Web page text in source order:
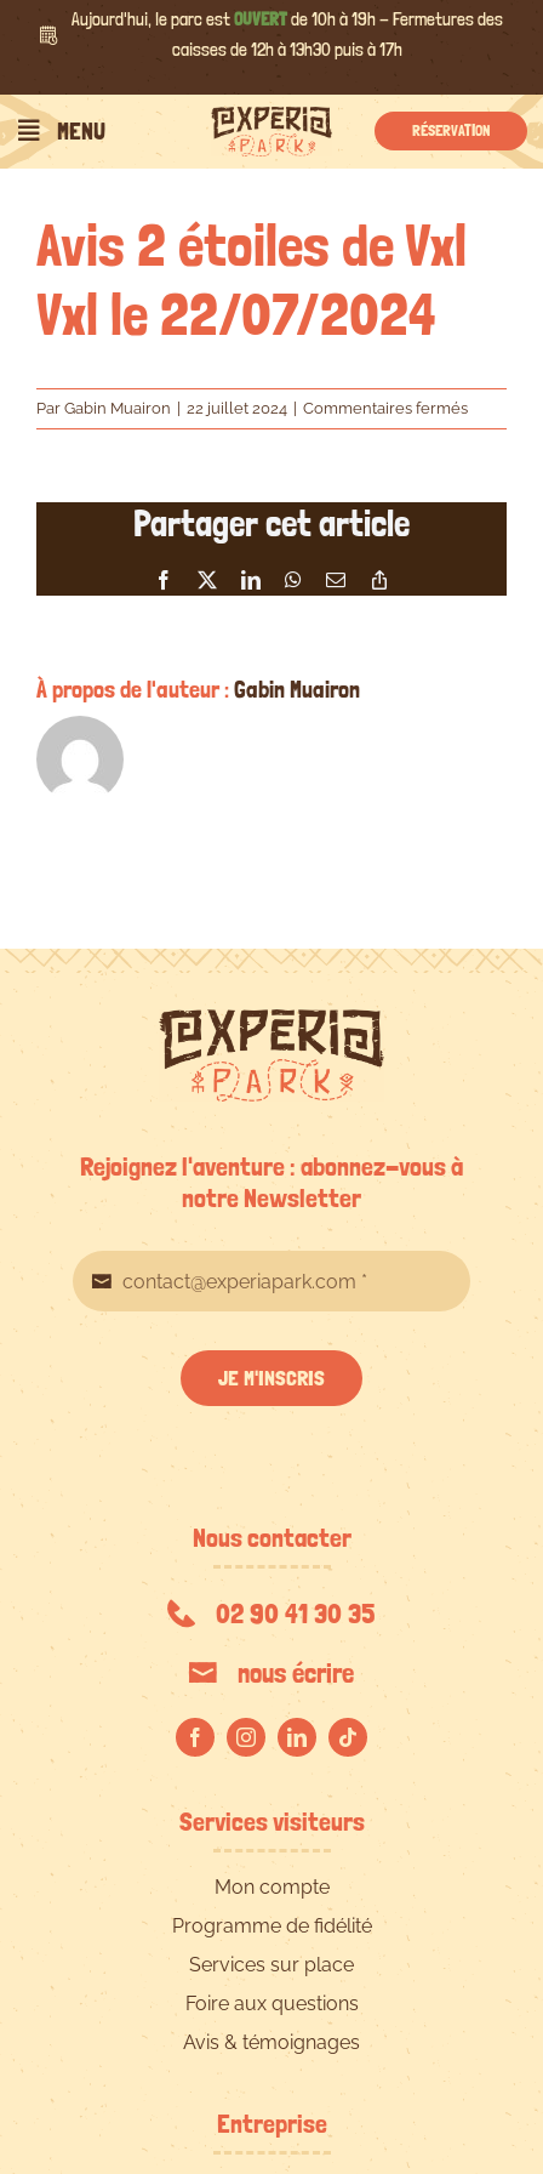
Aujourd'hui, le parc estOUVERTde 10h à 19h - Fermetures des
caisses de 12h à 13h30 puis à 17h
MENU RÉSERVATION
Précédent Suivant
Avis 2 étoiles de Vxl
Vxl le 22/07/2024
Par Gabin Muairon 22 juillet 2024 Commentaires ferméssur
Avis
le
Partager cet article
Facebook LinkedInWhatsApp
Email
Link
À propos de l'auteur :Gabin Muairon
Rejoignez l'aventure : abonnez-vous à
notre Newsletter
JE M'INSCRIS
Nous contacter
02 90 41 30 35
nous écrire
Services visiteurs
Mon compte
Programme de fidélité
Services sur place
Foire aux questions
Avis & témoignages
Entreprise